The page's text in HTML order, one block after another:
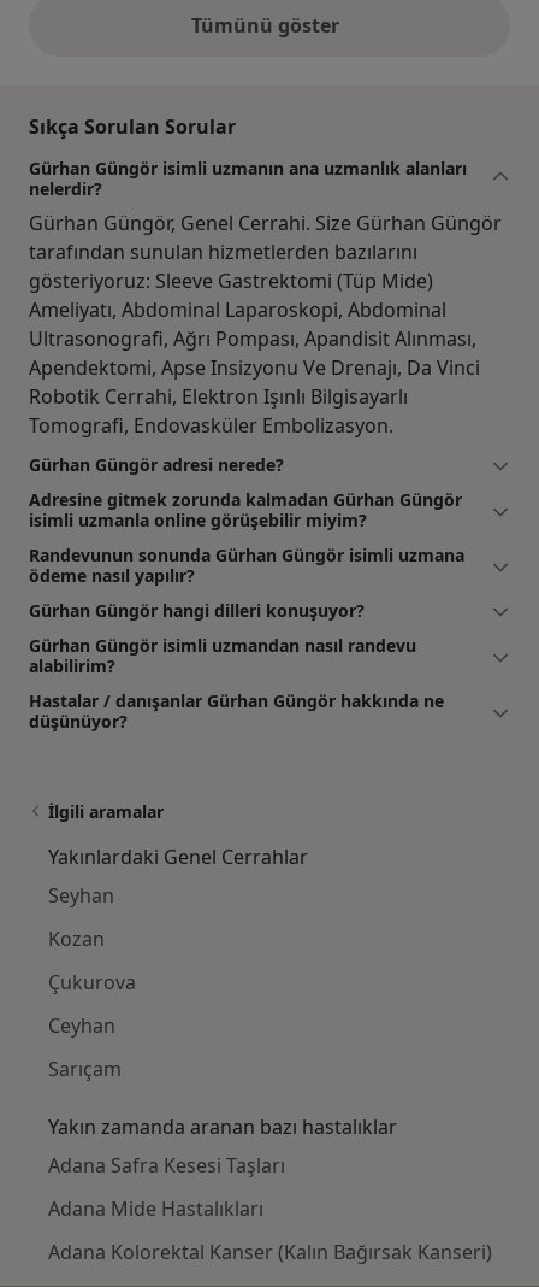
Tümünü gösteryukarıdaki görüşler
Sıkça Sorulan Sorular
Gürhan Güngör isimli uzmanın ana uzmanlık alanları
nelerdir?
Gürhan Güngör, Genel Cerrahi. Size Gürhan Güngör
tarafından sunulan hizmetlerden bazılarını
gösteriyoruz: Sleeve Gastrektomi (Tüp Mide)
Ameliyatı, Abdominal Laparoskopi, Abdominal
Ultrasonografi, Ağrı Pompası, Apandisit Alınması,
Apendektomi, Apse Insizyonu Ve Drenajı, Da Vinci
Robotik Cerrahi, Elektron Işınlı Bilgisayarlı
Tomografi, Endovasküler Embolizasyon.
Gürhan Güngör adresi nerede?
Adresine gitmek zorunda kalmadan Gürhan Güngör
isimli uzmanla online görüşebilir miyim?
Randevunun sonunda Gürhan Güngör isimli uzmana
ödeme nasıl yapılır?
Gürhan Güngör hangi dilleri konuşuyor?
Gürhan Güngör isimli uzmandan nasıl randevu
alabilirim?
Hastalar / danışanlar Gürhan Güngör hakkında ne
düşünüyor?
İlgili aramalar
Yakınlardaki Genel Cerrahlar
Seyhan
Kozan
Çukurova
Ceyhan
Sarıçam
Yakın zamanda aranan bazı hastalıklar
Adana Safra Kesesi Taşları
Adana Mide Hastalıkları
Adana Kolorektal Kanser (Kalın Bağırsak Kanseri)